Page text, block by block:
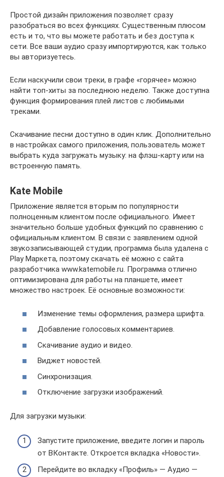
Простой дизайн приложения позволяет сразу
разобраться во всех функциях. Существенным плюсом
есть и то, что вы можете работать и без доступа к
сети. Все ваши аудио сразу импортируются, как только
вы авторизуетесь.
Если наскучили свои треки, в графе «горячее» можно
найти топ-хиты за последнюю неделю. Также доступна
функция формирования плей листов с любимыми
треками.
Скачивание песни доступно в один клик. Дополнительно
в настройках самого приложения, пользователь может
выбрать куда загружать музыку: на флэш-карту или на
встроенную память.
Kate Mobile
Приложение является вторым по популярности
полноценным клиентом после официального. Имеет
значительно больше удобных функций по сравнению с
официальным клиентом. В связи с заявлением одной
звукозаписывающей студии, программа была удалена с
Play Маркета, поэтому скачать её можно с сайта
разработчика www.katemobile.ru. Программа отлично
оптимизирована для работы на планшете, имеет
множество настроек. Её основные возможности:
Изменение темы оформления, размера шрифта.
Добавление голосовых комментариев.
Скачивание аудио и видео.
Виджет новостей.
Синхронизация.
Отключение загрузки изображений.
Для загрузки музыки:
Запустите приложение, введите логин и пароль
от ВКонтакте. Откроется вкладка «Новости».
Перейдите во вкладку «Профиль» — Аудио —